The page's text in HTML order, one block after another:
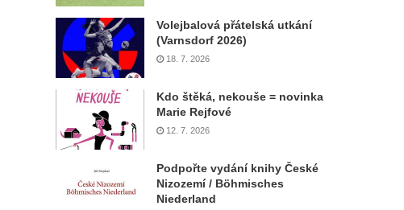
Volejbalová přátelská utkání
(Varnsdorf 2026)
18. 7. 2026
Kdo štěká, nekouše = novinka
Marie Rejfové
12. 7. 2026
Podpořte vydání knihy České
Nizozemí / Böhmisches
Niederland